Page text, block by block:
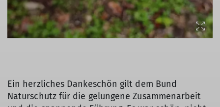
Ein herzliches Dankeschön gilt dem Bund
Naturschutz für die gelungene Zusammenarbeit